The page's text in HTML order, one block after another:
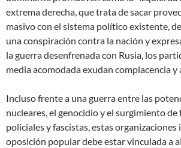
extrema derecha, que trata de sacar
masivo con el sistema político existente,
una conspiración contra la nación y
la guerra desenfrenada con Rusia, los
media acomodada exudan complacencia
Incluso frente a una guerra entre las
nucleares, el genocidio y el surgimiento
policiales y fascistas, estas organizaciones
oposición popular debe estar vinculada a